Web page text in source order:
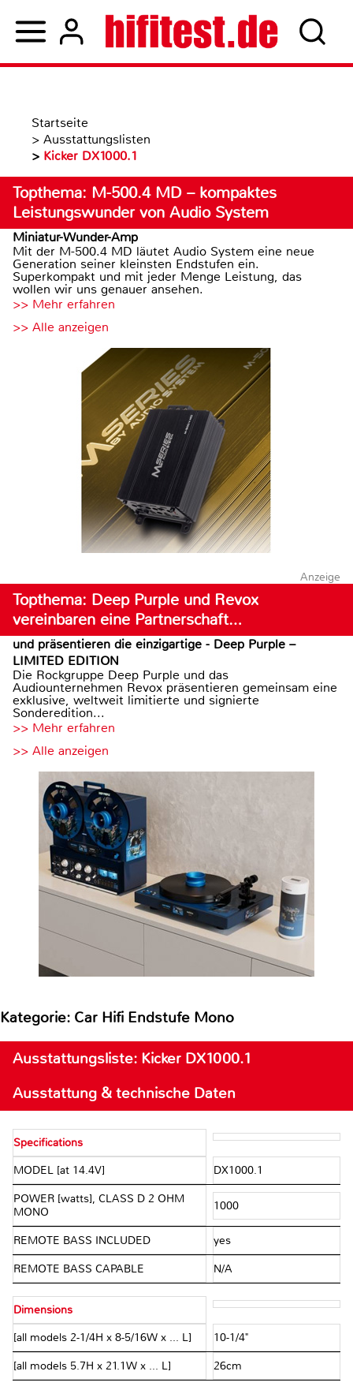
Startseite
> Ausstattungslisten
> Kicker DX1000.1
Topthema: M-500.4 MD – kompaktes
Leistungswunder von Audio System
Miniatur-Wunder-Amp
Mit der M-500.4 MD läutet Audio System eine neue
Generation seiner kleinsten Endstufen ein.
Superkompakt und mit jeder Menge Leistung, das
wollen wir uns genauer ansehen.
>> Mehr erfahren
>> Alle anzeigen
Anzeige
Topthema: Deep Purple und Revox
vereinbaren eine Partnerschaft…
und präsentieren die einzigartige - Deep Purple –
LIMITED EDITION
Die Rockgruppe Deep Purple und das
Audiounternehmen Revox präsentieren gemeinsam eine
exklusive, weltweit limitierte und signierte
Sonderedition...
>> Mehr erfahren
>> Alle anzeigen
Kategorie: Car Hifi Endstufe Mono
Ausstattungsliste: Kicker DX1000.1
Ausstattung & technische Daten
Specifications
MODEL [at 14.4V] DX1000.1
POWER [watts], CLASS D 2 OHM
MONO
1000
REMOTE BASS INCLUDED yes
REMOTE BASS CAPABLE N/A
Dimensions
[all models 2-1/4H x 8-5/16W x ... L] 10-1/4"
[all models 5.7H x 21.1W x ... L] 26cm